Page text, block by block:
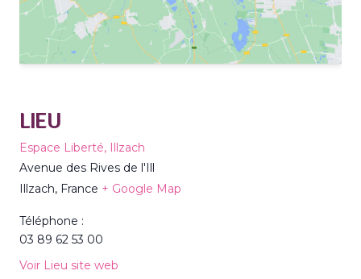
LIEU
Espace Liberté, Illzach
Avenue des Rives de l'Ill
Illzach, France + Google Map
Téléphone :
03 89 62 53 00
Voir Lieu site web